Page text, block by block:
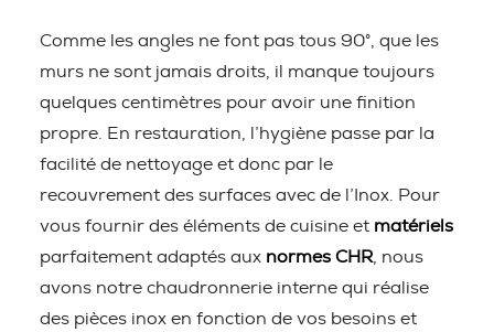
Comme les angles ne font pas tous 90°, que les
murs ne sont jamais droits, il manque toujours
quelques centimètres pour avoir une finition
propre. En restauration, l’hygiène passe par la
facilité de nettoyage et donc par le
recouvrement des surfaces avec de l’Inox. Pour
vous fournir des éléments de cuisine et matériels
parfaitement adaptés aux normes CHR , nous
avons notre chaudronnerie interne qui réalise
des pièces inox en fonction de vos besoins et